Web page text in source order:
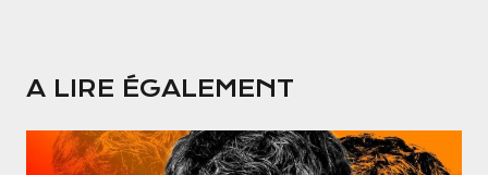
A LIRE ÉGALEMENT